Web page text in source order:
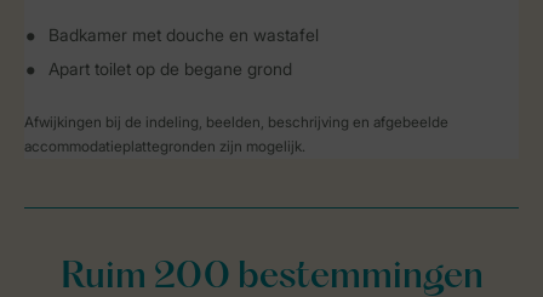
Badkamer met douche en wastafel
Apart toilet op de begane grond
Afwijkingen bij de indeling, beelden, beschrijving en afgebeelde
accommodatieplattegronden zijn mogelijk.
Ruim 200 bestemmingen